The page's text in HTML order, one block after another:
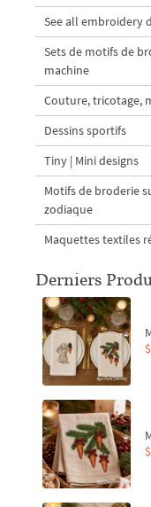
See all embroidery
Sets de motifs de
machine
Couture, tricotage,
Dessins sportifs
Tiny | Mini designs
Motifs de broderie
zodiaque
Maquettes textiles
Derniers